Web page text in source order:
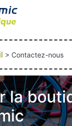
> Contactez-nous
la